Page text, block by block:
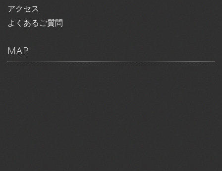
アクセス
よくあるご質問
MAP